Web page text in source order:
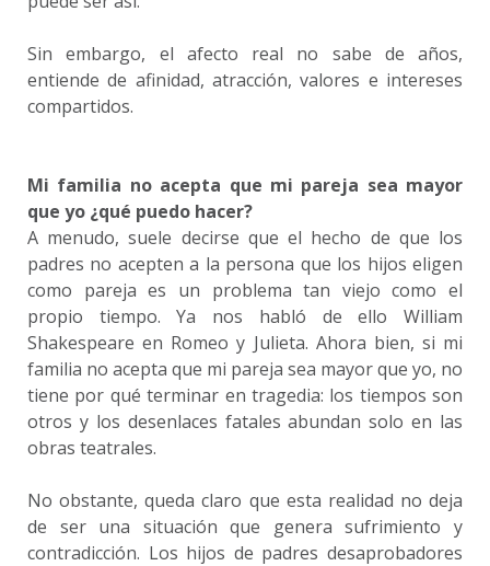
Sin embargo, el afecto real no sabe de años,
entiende de afinidad, atracción, valores e intereses
compartidos.
Mi familia no acepta que mi pareja sea mayor
que yo ¿qué puedo hacer?
A menudo, suele decirse que el hecho de que los
padres no acepten a la persona que los hijos eligen
como pareja es un problema tan viejo como el
propio tiempo. Ya nos habló de ello William
Shakespeare en Romeo y Julieta. Ahora bien, si mi
familia no acepta que mi pareja sea mayor que yo, no
tiene por qué terminar en tragedia: los tiempos son
otros y los desenlaces fatales abundan solo en las
obras teatrales.
No obstante, queda claro que esta realidad no deja
de ser una situación que genera sufrimiento y
contradicción. Los hijos de padres desaprobadores